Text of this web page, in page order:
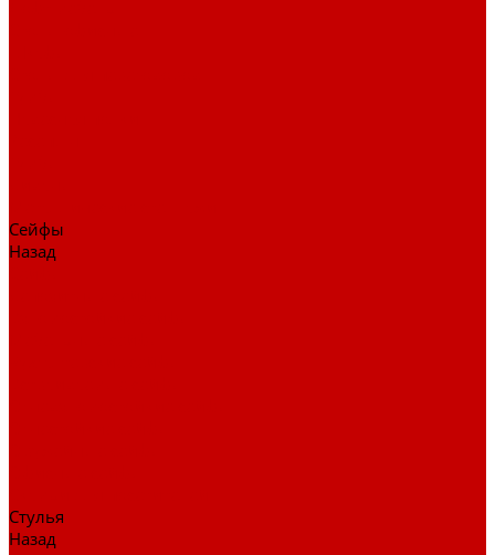
Сейфы
Назад
Стулья
Назад